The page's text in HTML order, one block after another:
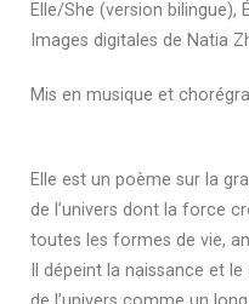
Elle/She (version bilingue),
Images digitales de Natia
Mis en musique et
Elle est un poème sur la
de l’univers dont la force
toutes les formes de vie,
Il dépeint la naissance et